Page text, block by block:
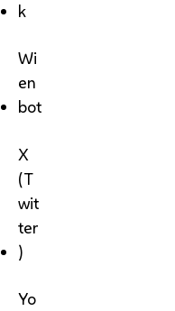
k
Wi
en
bot
X
(T
wit
ter
)
Yo